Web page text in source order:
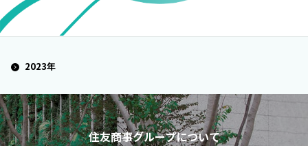
2023年
住友商事グループについて